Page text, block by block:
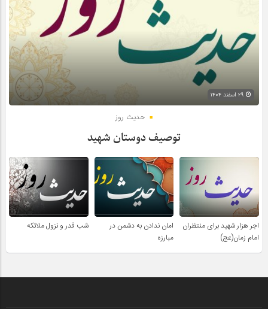
حدیث روز
توصیف دوستان شهید
اجر هزار شهید برای منتظران
امام زمان(عج)
امان ندادن به دشمن در
مبارزه
شب قدر و نزول ملائکه